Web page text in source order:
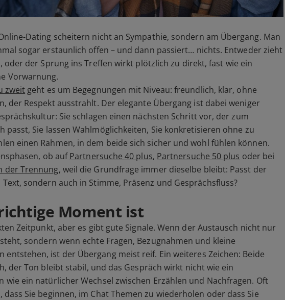
Dating scheitern nicht an Sympathie, sondern am Übergang. Man
sogar erstaunlich offen – und dann passiert… nichts. Entweder zieht
oder der Sprung ins Treffen wirkt plötzlich zu direkt, fast wie ein
Vorwarnung.
zweit geht es um Begegnungen mit Niveau: freundlich, klar, ohne
der Respekt ausstrahlt. Der elegante Übergang ist dabei weniger
Sie schlagen einen nächsten Schritt vor, der zum
passt, Sie lassen Wahlmöglichkeiten, Sie konkretisieren ohne zu
einen Rahmen, in dem beide sich sicher und wohl fühlen können.
ob aufPartnersuche 40 plus, Partnersuche 50 plus oder bei
der Trennung, weil die Grundfrage immer dieselbe bleibt: Passt der
sondern auch in Stimme, Präsenz und Gesprächsfluss?
Moment ist
Zeitpunkt, aber es gibt gute Signale. Wenn der Austausch nicht nur
sondern wenn echte Fragen, Bezugnahmen und kleine
entstehen, ist der Übergang meist reif. Ein weiteres Zeichen: Beide
der Ton bleibt stabil, und das Gespräch wirkt nicht wie ein
wie ein natürlicher Wechsel zwischen Erzählen und Nachfragen. Oft
dass Sie beginnen, im Chat Themen zu wiederholen oder dass Sie